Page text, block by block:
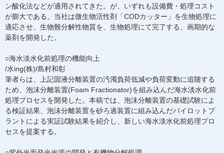
ン酸化法などが適用されてきた。が、いずれも設備費・処理コスト
が膨大である。当社は微生物活性剤「CODカッター」を生物処理に
適応させ、生物難分解性物質を、生物処理にて完了する、画期的な
薬剤を開発した。
○海水淡水化前処理の機能向上
/水ing(株)/島村和彰
筆者らは、上記固液分離装置の汚濁負荷低減や負荷変動に追随する
ため、泡沫分離装置(Foam Fractionator)を組み込んだ海水淡水化前
処理プロセスを開発した。本稿では、泡沫分離装置の基礎試験によ
る検証結果、泡沫分離装置を砂ろ過装置に組み込んだパイロットプ
ラントによる実証試験結果を紹介し、新しい海水淡水化前処理プロ
セスを提案する。